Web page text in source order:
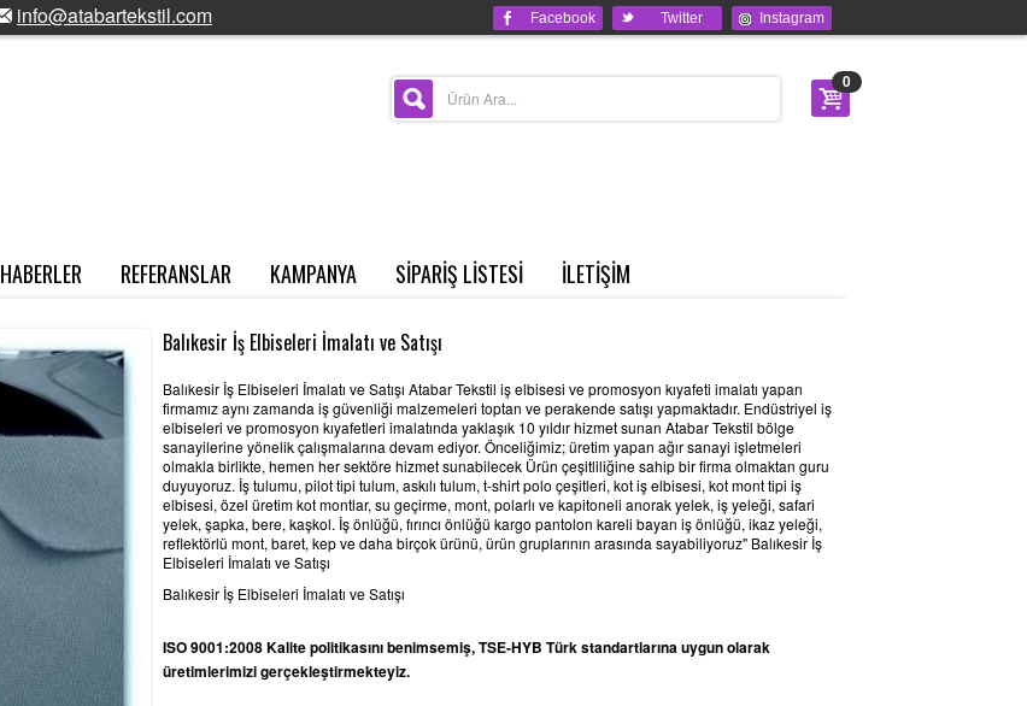
info@atabartekstil.com Facebook Twitter Instagram
0
HABERLER REFERANSLAR KAMPANYA SİPARİŞ LİSTESİ İLETİŞİM
Balıkesir İş Elbiseleri İmalatı ve Satışı
Balıkesir İş Elbiseleri İmalatı ve Satışı Atabar Tekstil iş elbisesi ve promosyon kıyafeti imalatı yapan
firmamız aynı zamanda iş güvenliği malzemeleri toptan ve perakende satışı yapmaktadır. Endüstriyel iş
elbiseleri ve promosyon kıyafetleri imalatında yaklaşık 10 yıldır hizmet sunan Atabar Tekstil bölge
sanayilerine yönelik çalışmalarına devam ediyor. Önceliğimiz; üretim yapan ağır sanayi işletmeleri
olmakla birlikte, hemen her sektöre hizmet sunabilecek Ürün çeşitliliğine sahip bir firma olmaktan guru
duyuyoruz. İş tulumu, pilot tipi tulum, askılı tulum, t-shirt polo çeşitleri, kot iş elbisesi, kot mont tipi iş
elbisesi, özel üretim kot montlar, su geçirme, mont, polarlı ve kapitoneli anorak yelek, iş yeleği, safari
yelek, şapka, bere, kaşkol. İş önlüğü, fırıncı önlüğü kargo pantolon kareli bayan iş önlüğü, ikaz yeleği,
reflektörlü mont, baret, kep ve daha birçok ürünü, ürün gruplarının arasında sayabiliyoruz" Balıkesir İş
Elbiseleri İmalatı ve Satışı
Balıkesir İş Elbiseleri İmalatı ve Satışı
ISO 9001:2008 Kalite politikasını benimsemiş, TSE-HYB Türk standartlarına uygun olarak
üretimlerimizi gerçekleştirmekteyiz.